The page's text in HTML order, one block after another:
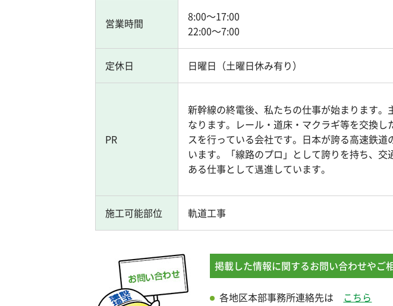
営業時間
8:00～17:00
22:00～7:00
定休日 日曜日（土曜日休み有り）
PR
新幹線の終電後、私たちの仕事が始まります。
なります。レール・道床・マクラギ等を交換し
スを行っている会社です。日本が誇る高速鉄道
います。「線路のプロ」として誇りを持ち、交
ある仕事として邁進しています。
施工可能部位 軌道工事
掲載した情報に関するお問い合わせやご
各地区本部事務所連絡先は こちら